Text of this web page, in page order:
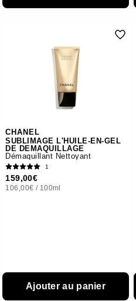
CHANEL
SUBLIMAGE L'HUILE-EN-GEL
DE DEMAQUILLAGE
Démaquillant Nettoyant
1
159,00€
106,00€ / 100ml
Ajouter au panier